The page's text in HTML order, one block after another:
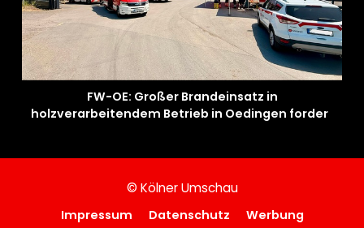
FW-OE: Großer Brandeinsatz in
holzverarbeitendem Betrieb in Oedingen fordert
© Kölner Umschau
Impressum Datenschutz Werbung